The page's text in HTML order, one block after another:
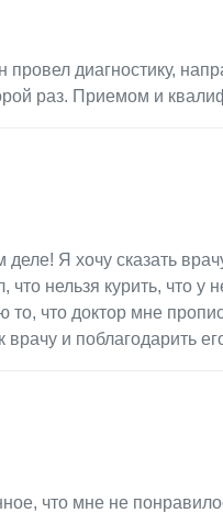
диагностику,
раз. Приемом и
Я хочу сказать
нельзя курить, что у
что доктор мне
и поблагодарить
что мне не